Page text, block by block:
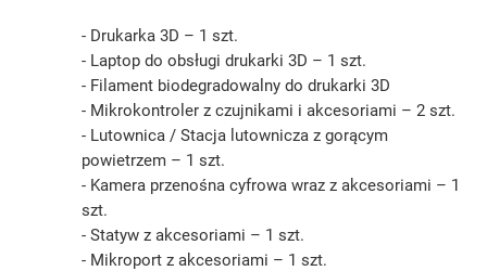
- Drukarka 3D – 1 szt.
- Laptop do obsługi drukarki 3D – 1 szt.
- Filament biodegradowalny do drukarki 3D
- Mikrokontroler z czujnikami i akcesoriami – 2 szt.
- Lutownica / Stacja lutownicza z gorącym
powietrzem – 1 szt.
- Kamera przenośna cyfrowa wraz z akcesoriami – 1
szt.
- Statyw z akcesoriami – 1 szt.
- Mikroport z akcesoriami – 1 szt.